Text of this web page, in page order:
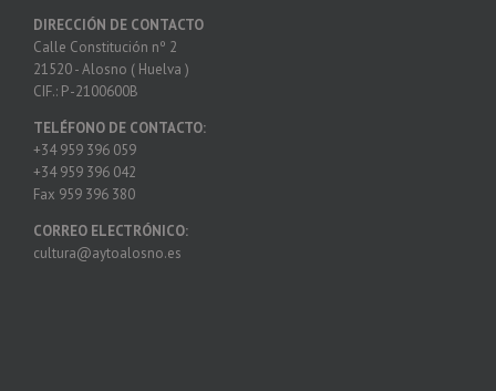
DIRECCIÓN DE CONTACTO
Calle Constitución nº 2
21520 - Alosno ( Huelva )
CIF.: P -2100600B
TELÉFONO DE CONTACTO:
+34 959 396 059
+34 959 396 042
Fax 959 396 380
CORREO ELECTRÓNICO:
cultura@aytoalosno.es